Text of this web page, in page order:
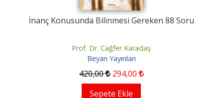
İnanç Konusunda Bilinmesi Gereken 88 Soru
Prof. Dr. Cağfer Karadaş
Beyan Yayınları
420,00 294,00
Sepete Ekle